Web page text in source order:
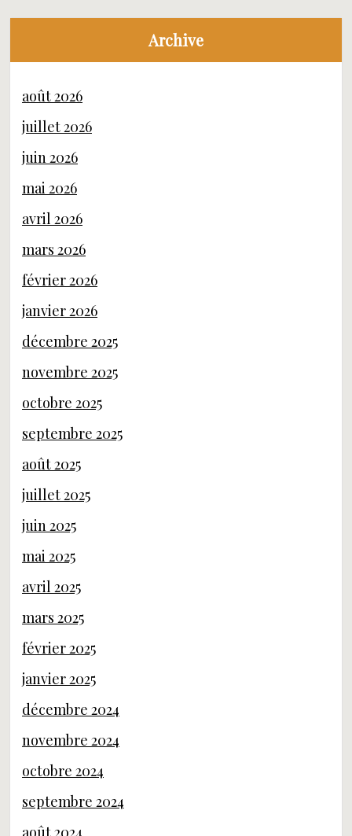
Archive
août 2026
juillet 2026
juin 2026
mai 2026
avril 2026
mars 2026
février 2026
janvier 2026
décembre 2025
novembre 2025
octobre 2025
septembre 2025
août 2025
juillet 2025
juin 2025
mai 2025
avril 2025
mars 2025
février 2025
janvier 2025
décembre 2024
novembre 2024
octobre 2024
septembre 2024
août 2024